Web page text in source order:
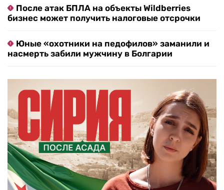
После атак БПЛА на объекты Wildberries
бизнес может получить налоговые отсрочки
Юные «охотники на педофилов» заманили и
насмерть забили мужчину в Болгарии